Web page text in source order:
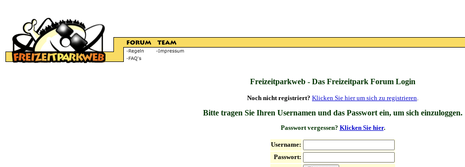
Freizeitparkweb - Das Freizeitpark Forum Login
Noch nicht registriert? Klicken Sie hier um sich zu registrieren.
Bitte tragen Sie Ihren Usernamen und das Passwort ein, um sich einzuloggen.
Passwort vergessen? Klicken Sie hier.
Username:
Passwort: